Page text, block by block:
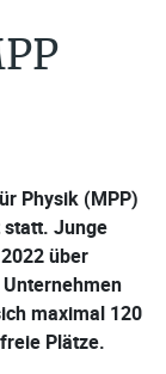
Physik (MPP)
Junge
über
maximal 120
Plätze.